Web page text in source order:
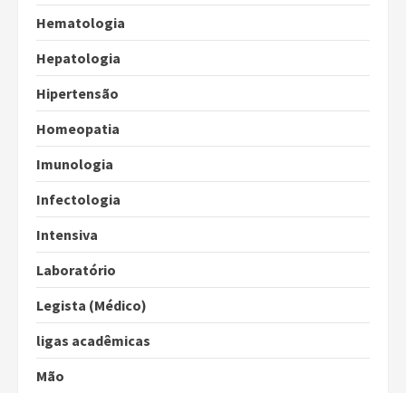
Hematologia
Hepatologia
Hipertensão
Homeopatia
Imunologia
Infectologia
Intensiva
Laboratório
Legista (Médico)
ligas acadêmicas
Mão